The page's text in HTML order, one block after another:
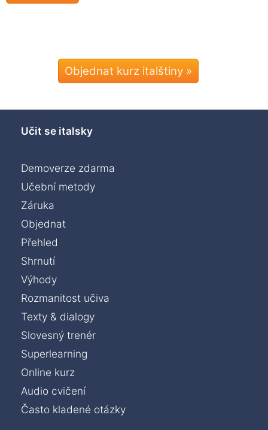
Objednat kurz italštiny »
Učit se italsky
Demoverze zdarma
Učební metody
Záruka
Objednat
Přehled
Shrnutí
Výhody
Rozmanitost učiva
Texty & dialogy
Slovesný trenér
Superlearning
Online kurz
Audio cvičení
Často kladené otázky